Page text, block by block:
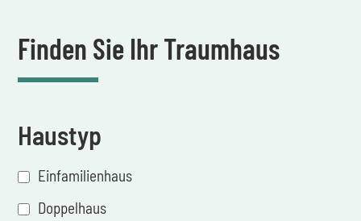
Finden Sie Ihr Traumhaus
Haustyp
Einfamilienhaus
Doppelhaus